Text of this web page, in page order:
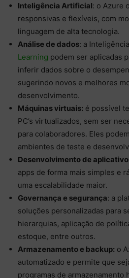
Inteligência Artificial: o Azure
responsivas e flexíveis, com
linguagem de alta tecnologia.
Análise de dados: a
Learning podem ser aplicadas
inferir dados sobre o
sugerindo novos e melhores
desenvolvimento.
Máquinas virtuais: é possível
PC’s virtualizados, sem ser
para colaboradores. Eles
ambientes de teste e
Desenvolvimento de
apps de forma mais simples e
uma escalabilidade maior.
Governança e segurança: a
soluções personalizadas para
hierarquias, aplicação de
estoque, entre outros.
Armazenamento e backup: o
automatizado e permite que
programas de armazenamento